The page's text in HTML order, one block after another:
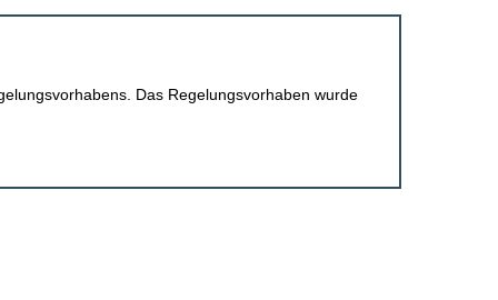
Das Regelungsvorhaben wurde